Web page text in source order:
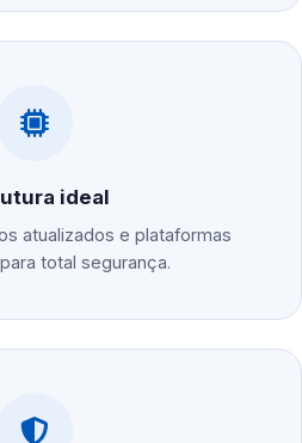
ideal
atualizados e plataformas
total segurança.